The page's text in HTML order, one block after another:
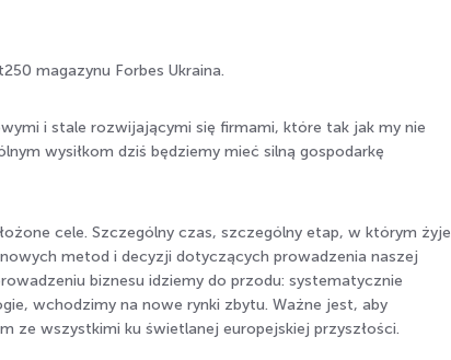
magazynu Forbes Ukraina.
i stale rozwijającymi się firmami, które tak jak my nie
wysiłkom dziś będziemy mieć silną gospodarkę
cele. Szczególny czas, szczególny etap, w którym żyje
metod i decyzji dotyczących prowadzenia naszej
biznesu idziemy do przodu: systematycznie
wchodzimy na nowe rynki zbytu. Ważne jest, aby
ze wszystkimi ku świetlanej europejskiej przyszłości.